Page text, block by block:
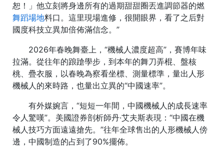
恕！」他立刻將身邊所有的過期甜甜圈丟進調節器的燃
舞蹈場地料口。這里現場進修，很開眼界，看了之后對
國度科技立異加倍佈滿信念。”
2026年春晚舞臺上，“機械人濃度超高”，賽博年味
拉滿。從往年的踉蹌學步，到本年的舞刀弄棍、盤核
桃、疊衣服，以春晚為察看坐標、測量標準，量出人形
機械人的來時路，也量出立異的“中國速率”。
有外媒婉言，“短短一年間，中國機械人的成長速率
令人驚嘆”。美國證券剖析師丹·艾夫斯表現：“中國在機
械人技巧方面遠遠搶先。”往年全球售出的人形機械人傍
邊，中國制造的占到了90%擺佈。